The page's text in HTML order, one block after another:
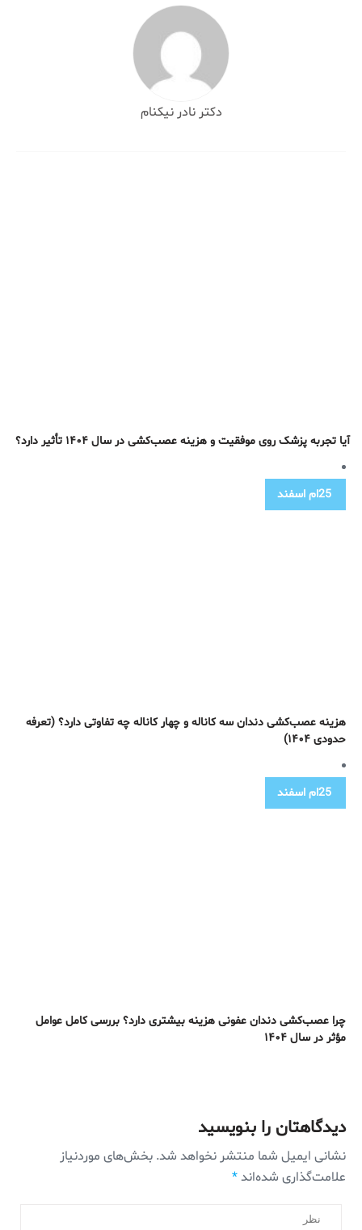
دکتر نادر نیکنام
آیا تجربه پزشک روی موفقیت و هزینه عصب‌کشی در سال ۱۴۰۴ تأثیر دارد؟
25ام اسفند
هزینه عصب‌کشی دندان سه کاناله و چهار کاناله چه تفاوتی دارد؟ (تعرفه
حدودی ۱۴۰۴)
25ام اسفند
چرا عصب‌کشی دندان عفونی هزینه بیشتری دارد؟ بررسی کامل عوامل
مؤثر در سال ۱۴۰۴
دیدگاهتان را بنویسید
نشانی ایمیل شما منتشر نخواهد شد. بخش‌های موردنیاز
علامت‌گذاری شده‌اند*